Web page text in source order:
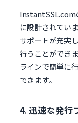
InstantSSL.com
に設計されてい
サポートが充実
行うことができ
ラインで簡単に
できます。
4. 迅速な発行